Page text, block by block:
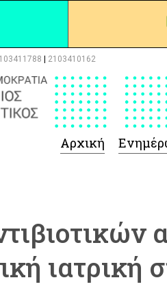
2103410162
Αρχική
ιατρική